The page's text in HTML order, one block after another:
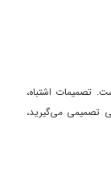
تصمیمات اشتباه،
تصمیمی می‌گیرید،